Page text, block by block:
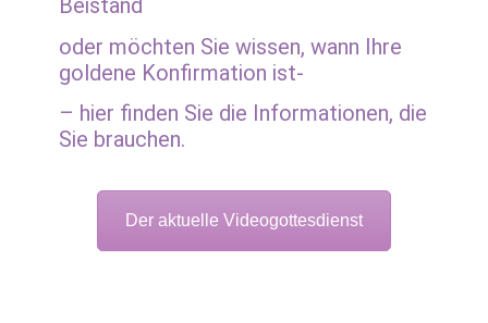
Beistand
oder möchten Sie wissen, wann Ihre
goldene Konfirmation ist-
– hier finden Sie die Informationen, die
Sie brauchen.
Der aktuelle Videogottesdienst